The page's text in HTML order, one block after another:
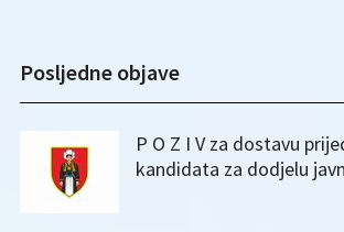
Posljedne objave
P O Z I V za dostavu
kandidata za dodjelu